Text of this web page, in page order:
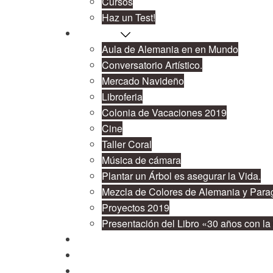
Haz un Test!
Aula de Alemania en en Mundo
Conversatorio Artístico.
Mercado Navideño
Libroferia
Colonia de Vacaciones 2019
Cine
Taller Coral
Música de cámara
Plantar un Árbol es asegurar la Vida.
Mezcla de Colores de Alemania y
Proyectos 2019
Presentación del Libro «30 años con